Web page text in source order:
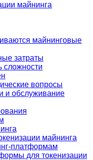
майнинга
майнинговые
затраты
сложности
вопросы
и обслуживание
майнинга
платформам
для токенизации